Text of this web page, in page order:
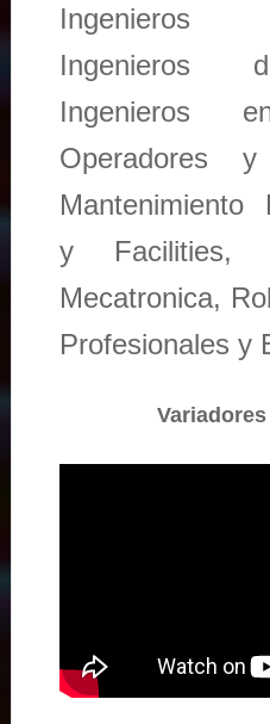
Ingenieros
Ingenieros
Ingenieros
Operadores
Mantenimiento
y Facilities,
Mecatronica,
Profesionales y